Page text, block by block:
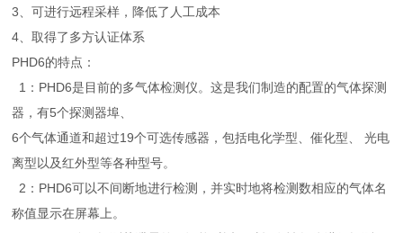
3、可进行远程采样，降低了人工成本
4、取得了多方认证体系
PHD6的特点：
1：PHD6是目前的多气体检测仪。这是我们制造的配置的气体探测
器，有5个探测器埠、
6个气体通道和超过19个可选传感器，包括电化学型、催化型、 光电
离型以及红外型等各种型号。
2：PHD6可以不间断地进行检测，并实时地将检测数相应的气体名
称值显示在屏幕上。